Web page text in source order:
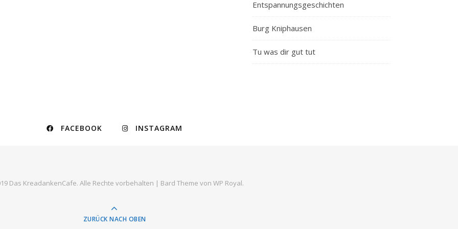
Entspannungsgeschichten
Burg Kniphausen
Tu was dir gut tut
FACEBOOK INSTAGRAM
Das KreadankenCafe. Alle Rechte vorbehalten | Bard Theme von WP Royal.
ZURÜCK NACH OBEN